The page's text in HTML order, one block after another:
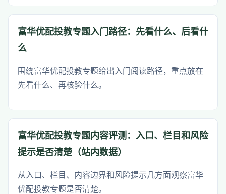
富华优配投教专题入门路径：先看什么、后看什
么
围绕富华优配投教专题给出入门阅读路径，重点放在
先看什么、再核验什么。
富华优配投教专题内容评测：入口、栏目和风险
提示是否清楚（站内数据）
从入口、栏目、内容边界和风险提示几方面观察富华
优配投教专题是否清楚。